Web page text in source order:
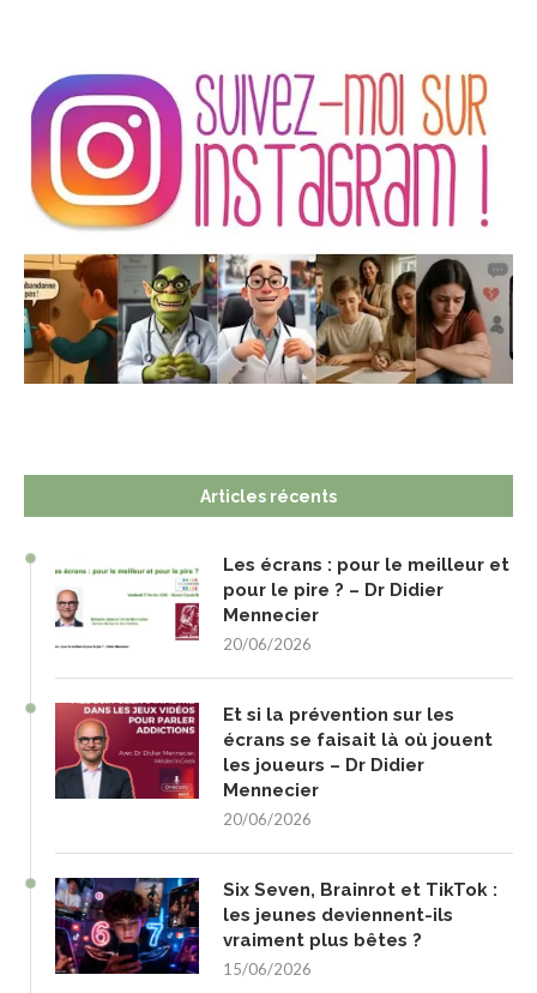
Articles récents
Les écrans : pour le meilleur et
pour le pire ? – Dr Didier
Mennecier
20/06/2026
Et si la prévention sur les
écrans se faisait là où jouent
les joueurs – Dr Didier
Mennecier
20/06/2026
Six Seven, Brainrot et TikTok :
les jeunes deviennent-ils
vraiment plus bêtes ?
15/06/2026